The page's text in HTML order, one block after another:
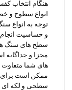
هنگام انتخاب
انواع سطوح و
توجه به انواع
و حساسیت انجام
سطح های سنگ ها
مجزا و جداگانه
های شما متفاوت
ممکن است برای
سطحی و لکه ای